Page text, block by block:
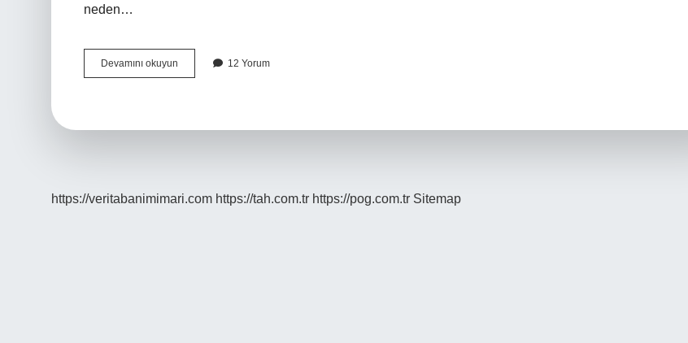
neden…
Devamını okuyun Denkliği
Olmayan
12 Yorum
https://veritabanimimari.com https://tah.com.tr https://pog.com.tr Sitemap